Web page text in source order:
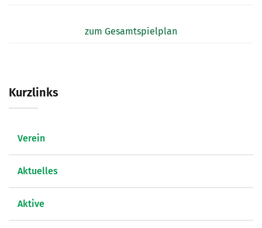
zum Gesamtspielplan
Kurzlinks
Verein
Aktuelles
Aktive